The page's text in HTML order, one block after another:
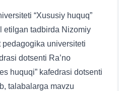
“Xususiy huquq”
etilgan tadbirda Nizomiy
pedagogika universiteti
dotsenti Ra’no
huquqi” kafedrasi dotsenti
talabalarga mavzu